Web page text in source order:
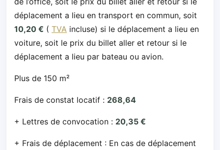
déplacement a lieu en transport en commun, soit
10,20 € ( TVA incluse) si le déplacement a lieu en
voiture, soit le prix du billet aller et retour si le
déplacement a lieu par bateau ou avion.
Plus de 150 m²
Frais de constat locatif : 268,64
+ Lettres de convocation : 20,35 €
+ Frais de déplacement : En cas de déplacement